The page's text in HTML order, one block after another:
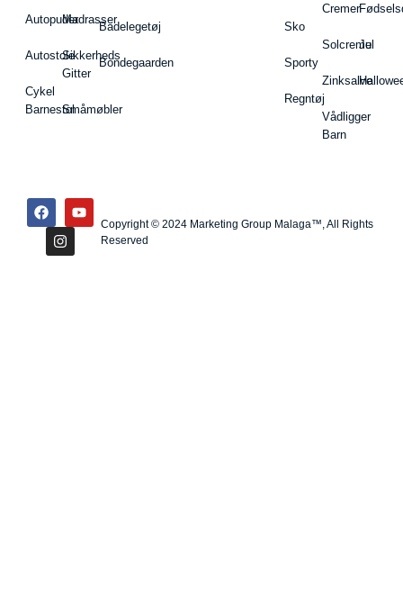
Autopuder
Autostole
Cykel
Barnestol
Madrasser
Sikkerheds
Gitter
Småmøbler
Badelegetøj
Bondegaarden
Sko
Sporty
Regntøj
Cremer
Solcreme
Zinksalve
Vådligger
Barn
Jul
Copyright © 2024 Marketing Group Malaga™, All Rights
Reserved